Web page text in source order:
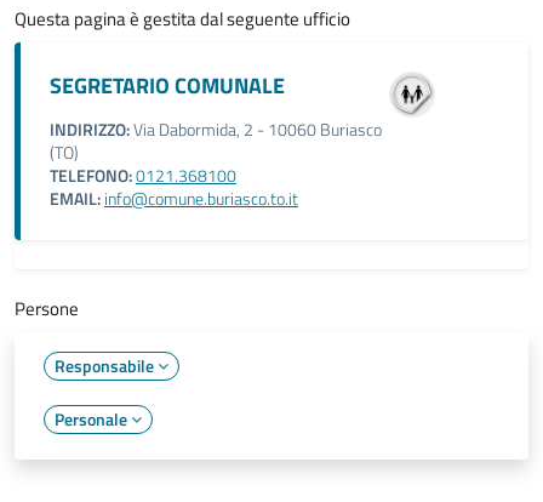
Questa pagina è gestita dal seguente ufficio
SEGRETARIO COMUNALE
INDIRIZZO:Via Dabormida, 2 - 10060 Buriasco
(TO)
TELEFONO:0121.368100
EMAIL:info@comune.buriasco.to.it
Persone
Responsabile
Personale